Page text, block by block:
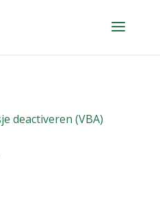
deactiveren (VBA)